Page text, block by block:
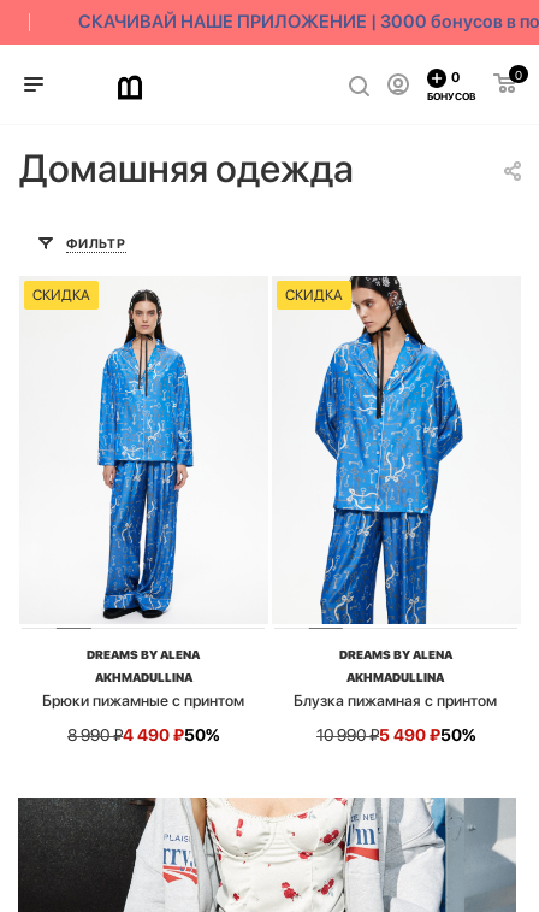
СКАЧИВАЙ НАШЕ ПРИЛОЖЕНИЕ | 3000 бонусов в
0
0
БОНУСОВ
Домашняя одежда
ФИЛЬТР
СКИДКА
DREAMS BY ALENA
AKHMADULLINA
Брюки пижамные с принтом
8 990₽4 490₽50%
СКИДКА
DREAMS BY ALENA
AKHMADULLINA
Блузка пижамная с принтом
10 990₽5 490₽50%